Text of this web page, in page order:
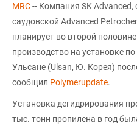
MRC-- Компания SK Advanced,
саудовской Advanced
планирует во второй
производство на установке
Ульсане (Ulsan, Ю. Корея)
сообщил Polymerupdate.
Установка дегидрирования
тыс. тонн пропилена в год